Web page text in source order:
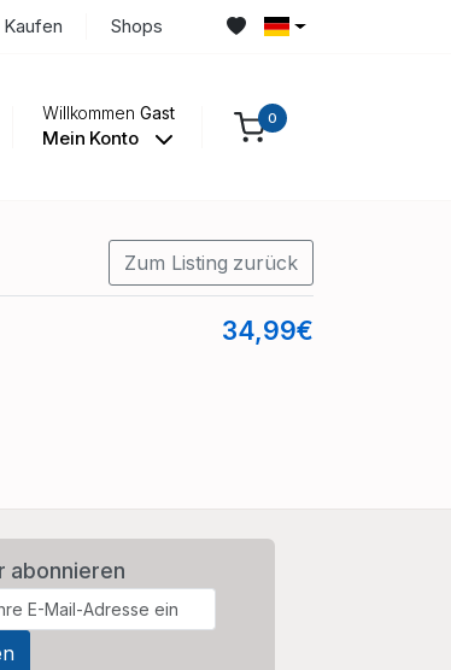
Kaufen Shops
Willkommen Gast
Mein Konto
0
Zum Listing zurück
34,99€
abonnieren